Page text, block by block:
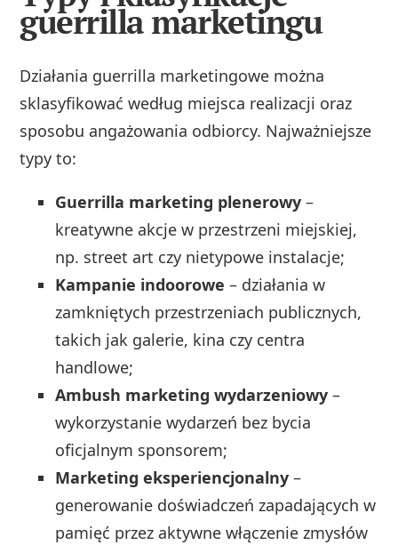
guerrilla marketingu
Działania guerrilla marketingowe można
sklasyfikować według miejsca realizacji oraz
sposobu angażowania odbiorcy. Najważniejsze
typy to:
Guerrilla marketing plenerowy –
kreatywne akcje w przestrzeni miejskiej,
np. street art czy nietypowe instalacje;
Kampanie indoorowe – działania w
zamkniętych przestrzeniach publicznych,
takich jak galerie, kina czy centra
handlowe;
Ambush marketing wydarzeniowy –
wykorzystanie wydarzeń bez bycia
oficjalnym sponsorem;
Marketing eksperiencjonalny –
generowanie doświadczeń zapadających w
pamięć przez aktywne włączenie zmysłów